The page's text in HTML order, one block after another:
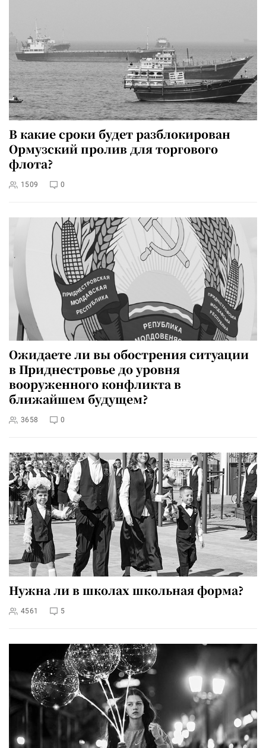
В какие сроки будет разблокирован
Ормузский пролив для торгового
флота?
1509 0
Ожидаете ли вы обострения ситуации
в Приднестровье до уровня
вооруженного конфликта в
ближайшем будущем?
3658 0
Нужна ли в школах школьная форма?
4561 5